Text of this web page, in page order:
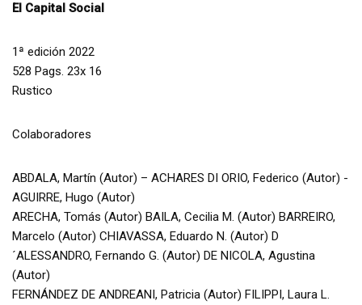
El Capital Social
1ª edición 2022
528 Pags. 23x 16
Rustico
Colaboradores
ABDALA, Martín (Autor) – ACHARES DI ORIO, Federico (Autor) -
AGUIRRE, Hugo (Autor)
ARECHA, Tomás (Autor) BAILA, Cecilia M. (Autor) BARREIRO,
Marcelo (Autor) CHIAVASSA, Eduardo N. (Autor) D
´ALESSANDRO, Fernando G. (Autor) DE NICOLA, Agustina
(Autor)
FERNÁNDEZ DE ANDREANI, Patricia (Autor) FILIPPI, Laura L.